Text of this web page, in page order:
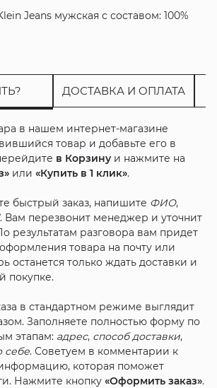
Jeans мужская с составом: 100%
ДОСТАВКА И ОПЛАТА
в нашем интернет-магазине
товар и добавьте его в
в Корзинуи нажмите на
или «Купить в 1 клик».
быстрый заказ, напишите ФИО,
. Вам перезвонит менеджер и уточнит
результатам разговора вам придет
товара на почту или
останется только ждать доставки и
покупке.
в стандартном режиме выглядит
Заполняете полностью форму по
этапам: адрес, способ доставки,
себе. Советуем в комментарии к
информацию, которая поможет
Нажмите кнопку «Оформить заказ».